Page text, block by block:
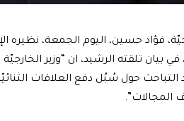
فؤاد حسين، اليوم الجمعة، نظيره
في بيان تلقته الرشيد، ان “وزير
حول سُبُل دفع العلاقات
المجالات”.